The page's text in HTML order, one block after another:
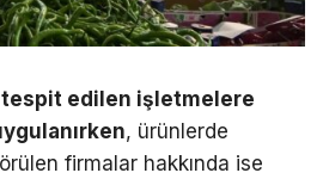
edilen işletmelere
, ürünlerde
firmalar hakkında ise